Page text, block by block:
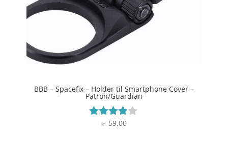
BBB – Spacefix – Holder til Smartphone Cover –
Patron/Guardian
Vurderet
kr.59,00